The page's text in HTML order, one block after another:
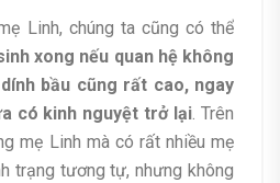
Linh, chúng ta cũng có thể
xong nếu quan hệ không
bầu cũng rất cao, ngay
có kinh nguyệt trở lại. Trên
mẹ Linh mà có rất nhiều mẹ
trạng tương tự, nhưng không